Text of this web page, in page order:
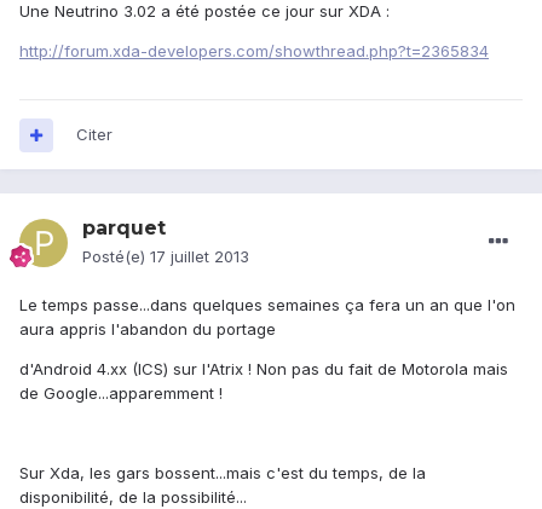
Une Neutrino 3.02 a été postée ce jour sur XDA :
http://forum.xda-developers.com/showthread.php?t=2365834
Citer
parquet
Posté(e) 17 juillet 2013
Le temps passe...dans quelques semaines ça fera un an que l'on
aura appris l'abandon du portage
d'Android 4.xx (ICS) sur l'Atrix ! Non pas du fait de Motorola mais
de Google...apparemment !
Sur Xda, les gars bossent...mais c'est du temps, de la
disponibilité, de la possibilité...